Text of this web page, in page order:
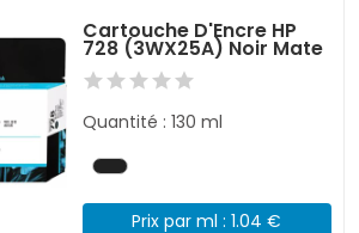
Cartouche D'Encre HP
728 (3WX25A) Noir Mate
Quantité : 130 ml
Prix par ml : 1.04 €